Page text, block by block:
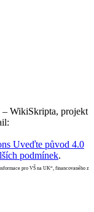
– WikiSkripta, projekt
Uveďte původ 4.0
podmínek.
pro VŠ na UK“, financovaného z